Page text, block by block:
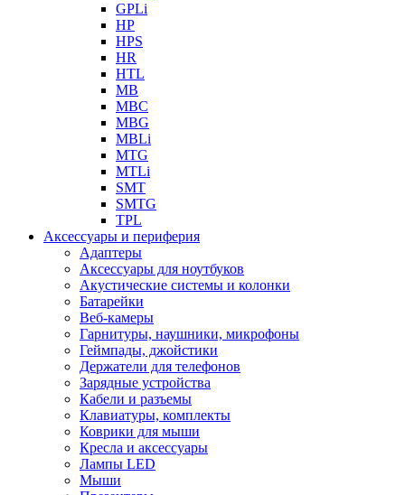
GPLi
HP
HPS
HR
HTL
MB
MBC
MBG
MBLi
MTG
MTLi
SMT
SMTG
TPL
Аксессуары и периферия
Адаптеры
Аксессуары для ноутбуков
Акустические системы и колонки
Батарейки
Веб-камеры
Гарнитуры, наушники, микрофоны
Геймпады, джойстики
Держатели для телефонов
Зарядные устройства
Кабели и разъемы
Клавиатуры, комплекты
Коврики для мыши
Кресла и аксессуары
Лампы LED
Мыши